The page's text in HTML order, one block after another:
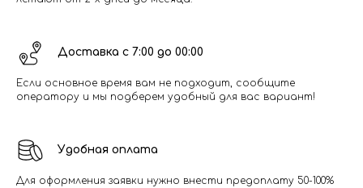
Доставка с 7:00 до 00:00
Если основное время вам не подходит, сообщите
оператору и мы подберем удобный для вас вариант!
Удобная оплата
Для оформления заявки нужно внести предоплату 50-100%